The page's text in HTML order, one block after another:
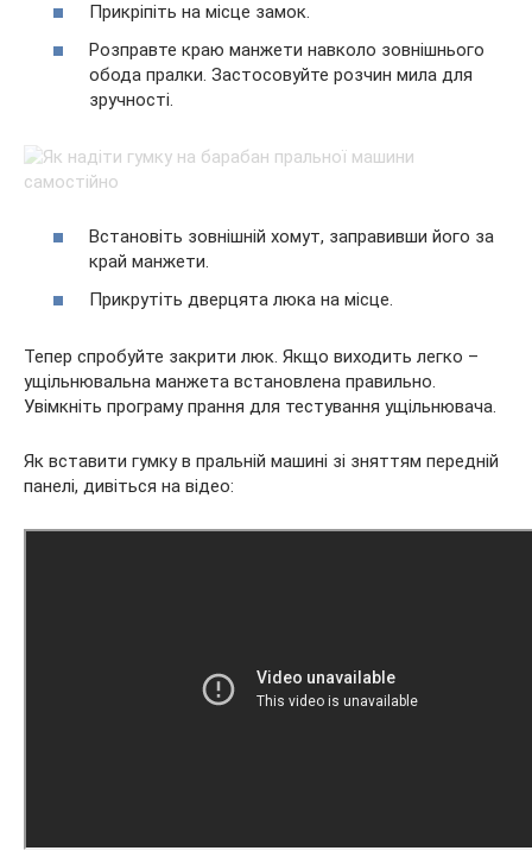
Прикріпіть на місце замок.
Розправте краю манжети навколо зовнішнього
обода пралки. Застосовуйте розчин мила для
зручності.
Встановіть зовнішній хомут, заправивши його за
край манжети.
Прикрутіть дверцята люка на місце.
Тепер спробуйте закрити люк. Якщо виходить легко –
ущільнювальна манжета встановлена правильно.
Увімкніть програму прання для тестування ущільнювача.
Як вставити гумку в пральній машині зі зняттям передній
панелі, дивіться на відео: